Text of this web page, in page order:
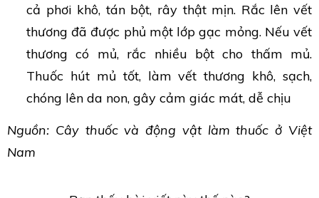
cả phơi khô, tán bột, rây thật mịn. Rắc lên vết
thương đã được phủ một lớp gạc mỏng. Nếu vết
thương có mủ, rắc nhiều bột cho thấm mủ.
Thuốc hút mủ tốt, làm vết thương khô, sạch,
chóng lên da non, gây cảm giác mát, dễ chịu
Nguồn: Cây thuốc và động vật làm thuốc ở Việt
Nam